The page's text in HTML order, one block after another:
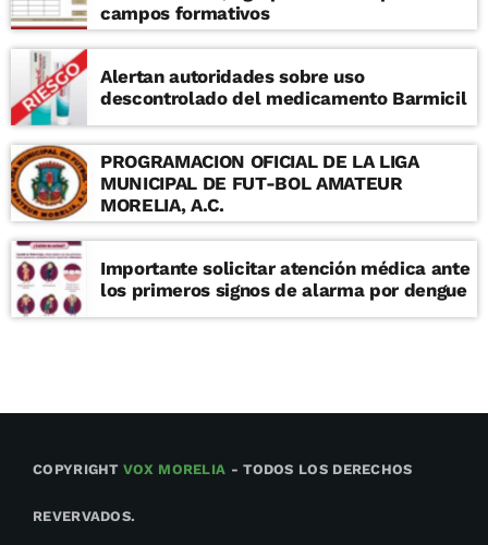
campos formativos
Alertan autoridades sobre uso
descontrolado del medicamento Barmicil
PROGRAMACION OFICIAL DE LA LIGA
MUNICIPAL DE FUT-BOL AMATEUR
MORELIA, A.C.
Importante solicitar atención médica ante
los primeros signos de alarma por dengue
COPYRIGHTVOX MORELIA - TODOS LOS DERECHOS
REVERVADOS.